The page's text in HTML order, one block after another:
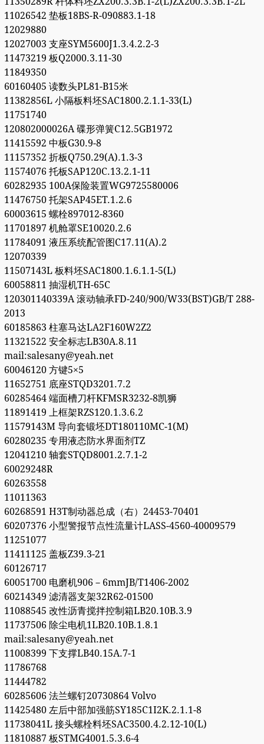
11026542 垫板18BS-R-090883.1-18
12029880
12027003 支座SYM5600J1.3.4.2.2-3
11473219 板Q2000.3.11-30
11849350
60160405 读数头PL81-B15米
11382856L 小隔板料坯SAC1800.2.1.1-33(L)
11751740
120802000026A 碟形弹簧C12.5GB1972
11415592 中板G30.9-8
11157352 折板Q750.29(A).1.3-3
11574076 托板SAP120C.13.2.1-11
60282935 100A保险装置WG9725580006
11476750 托架SAP45ET.1.2.6
60003615 螺栓897012-8360
11701897 机舱罩SE10020.2.6
11784091 液压系统配管图C17.11(A).2
12070339
11507143L 板料坯SAC1800.1.6.1.1-5(L)
60058811 抽湿机TH-65C
120301140339A 滚动轴承FD-240/900/W33(BST)GB/T 288-
2013
60185863 柱塞马达LA2F160W2Z2
11321522 安全标志LB30A.8.11
mail:salesany@yeah.net
60046120 方键5×5
11652751 底座STQD3201.7.2
60285464 端面槽刀杆KFMSR3232-8凯狮
11891419 上框架RZS120.1.3.6.2
11579143M 导向套锻坯DT180110MC-1(M)
60280235 专用液态防水界面剂TZ
12041210 轴套STQD8001.2.7.1-2
60029248R
60263558
11011363
60268591 H3T制动器总成（右）24453-70401
60207376 小型警报节点性流量计LASS-4560-40009579
11251077
11411125 盖板Z39.3-21
60126717
60051700 电磨机906－6mmJB/T1406-2002
60214349 滤清器支架32R62-01500
11088545 改性沥青搅拌控制箱LB20.10B.3.9
11737506 除尘电机1LB20.10B.1.8.1
mail:salesany@yeah.net
11008399 下支撑LB40.15A.7-1
11786768
11444782
60285606 法兰螺钉20730864 Volvo
11425480 左后中部加强筋SY185C1I2K.2.1.1-8
11738041L 接头螺栓料坯SAC3500.4.2.12-10(L)
11810887 板STMG4001.5.3.6-4